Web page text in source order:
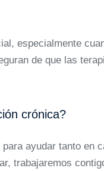
especialmente
de que las
crónica?
ayudar tanto en
trabajaremos